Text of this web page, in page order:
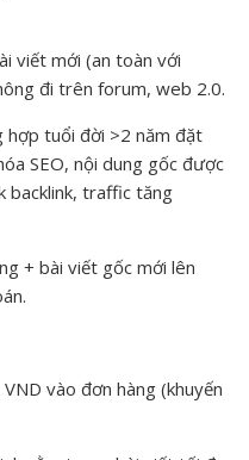
viết mới (an toàn với
đi trên forum, web 2.0.
tuổi đời >2 năm đặt
SEO, nội dung gốc được
backlink, traffic tăng
+ bài viết gốc mới lên
vào đơn hàng (khuyến